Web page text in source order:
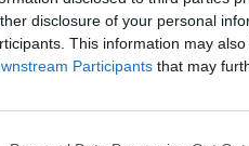
disclosure of your personal
This information may
Participants that may